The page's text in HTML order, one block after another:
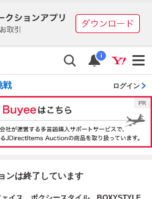
i
戦 ログイン
ンは終了しています